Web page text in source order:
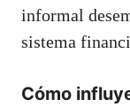
informal
sistema
Cómo